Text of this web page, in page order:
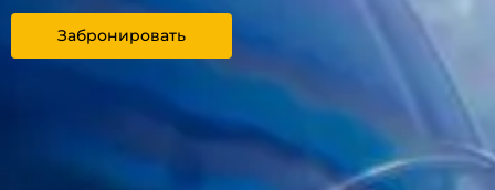
Забронировать